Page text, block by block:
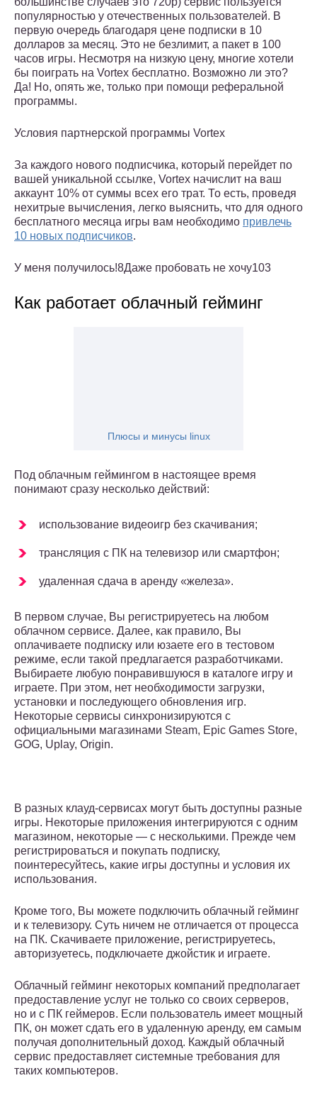
популярностью у отечественных пользователей. В
первую очередь благодаря цене подписки в 10
долларов за месяц. Это не безлимит, а пакет в 100
часов игры. Несмотря на низкую цену, многие хотели
бы поиграть на Vortex бесплатно. Возможно ли это?
Да! Но, опять же, только при помощи реферальной
программы.
Условия партнерской программы Vortex
За каждого нового подписчика, который перейдет по
вашей уникальной ссылке, Vortex начислит на ваш
аккаунт 10% от суммы всех его трат. То есть, проведя
нехитрые вычисления, легко выяснить, что для одного
бесплатного месяца игры вам необходимо привлечь
10 новых подписчиков.
У меня получилось!8Даже пробовать не хочу103
Как работает облачный гейминг
Плюсы и минусы linux
Под облачным геймингом в настоящее время
понимают сразу несколько действий:
использование видеоигр без скачивания;
трансляция с ПК на телевизор или смартфон;
удаленная сдача в аренду «железа».
В первом случае, Вы регистрируетесь на любом
облачном сервисе. Далее, как правило, Вы
оплачиваете подписку или юзаете его в тестовом
режиме, если такой предлагается разработчиками.
Выбираете любую понравившуюся в каталоге игру и
играете. При этом, нет необходимости загрузки,
установки и последующего обновления игр.
Некоторые сервисы синхронизируются с
официальными магазинами Steam, Epic Games Store,
GOG, Uplay, Origin.
В разных клауд-сервисах могут быть доступны разные
игры. Некоторые приложения интегрируются с одним
магазином, некоторые — с несколькими. Прежде чем
регистрироваться и покупать подписку,
поинтересуйтесь, какие игры доступны и условия их
использования.
Кроме того, Вы можете подключить облачный гейминг
и к телевизору. Суть ничем не отличается от процесса
на ПК. Скачиваете приложение, регистрируетесь,
авторизуетесь, подключаете джойстик и играете.
Облачный гейминг некоторых компаний предполагает
предоставление услуг не только со своих серверов,
но и с ПК геймеров. Если пользователь имеет мощный
ПК, он может сдать его в удаленную аренду, ем самым
получая дополнительный доход. Каждый облачный
сервис предоставляет системные требования для
таких компьютеров.